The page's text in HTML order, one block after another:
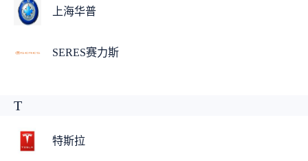
上海华普
SERES赛力斯
T
特斯拉